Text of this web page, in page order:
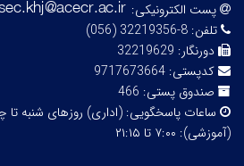
پست الکترونیکی:
تلفن: 8-32219356 (056)
دورنگار: 32219629
کدپستی: 9717673664
صندوق پستی: 466
ساعات پاسخگویی:
(آموزشی): ۷:۰۰ تا ۲۱:۱۵